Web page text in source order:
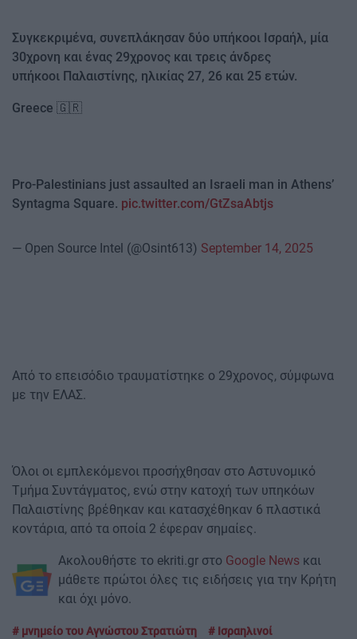
Συγκεκριμένα, συνεπλάκησαν δύο υπήκοοι Ισραήλ, μία
30χρονη και ένας 29χρονος και τρεις άνδρες
υπήκοοι Παλαιστίνης, ηλικίας 27, 26 και 25 ετών.
Greece 🇬🇷
Pro-Palestinians just assaulted an Israeli man in Athens’
Syntagma Square. pic.twitter.com/GtZsaAbtjs
— Open Source Intel (@Osint613) September 14, 2025
Από το επεισόδιο τραυματίστηκε ο 29χρονος, σύμφωνα
με την ΕΛΑΣ.
Όλοι οι εμπλεκόμενοι προσήχθησαν στο Αστυνομικό
Τμήμα Συντάγματος, ενώ στην κατοχή των υπηκόων
Παλαιστίνης βρέθηκαν και κατασχέθηκαν 6 πλαστικά
κοντάρια, από τα οποία 2 έφεραν σημαίες.
Ακολουθήστε το ekriti.gr στο Google News και
μάθετε πρώτοι όλες τις ειδήσεις για την Κρήτη
και όχι μόνο.
μνημείο του Αγνώστου Στρατιώτη
Ισραηλινοί